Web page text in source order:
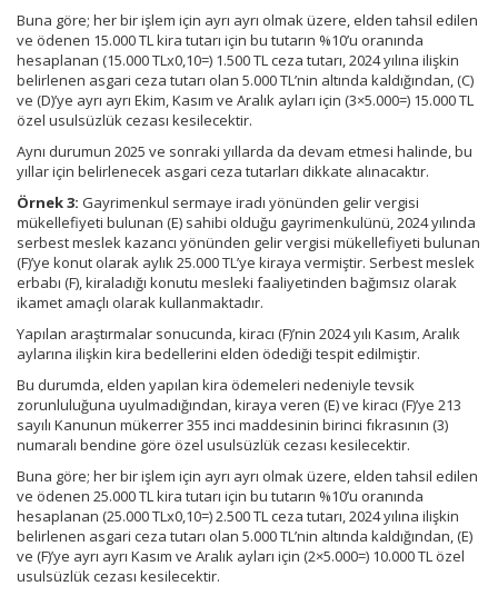
Buna göre; her bir işlem için ayrı ayrı olmak üzere, elden tahsil edilen
ve ödenen 15.000 TL kira tutarı için bu tutarın %10’u oranında
hesaplanan (15.000 TLx0,10=) 1.500 TL ceza tutarı, 2024 yılına ilişkin
belirlenen asgari ceza tutarı olan 5.000 TL’nin altında kaldığından, (C)
ve (D)’ye ayrı ayrı Ekim, Kasım ve Aralık ayları için (3×5.000=) 15.000 TL
özel usulsüzlük cezası kesilecektir.
Aynı durumun 2025 ve sonraki yıllarda da devam etmesi halinde, bu
yıllar için belirlenecek asgari ceza tutarları dikkate alınacaktır.
Örnek 3: Gayrimenkul sermaye iradı yönünden gelir vergisi
mükellefiyeti bulunan (E) sahibi olduğu gayrimenkulünü, 2024 yılında
serbest meslek kazancı yönünden gelir vergisi mükellefiyeti bulunan
(F)’ye konut olarak aylık 25.000 TL’ye kiraya vermiştir. Serbest meslek
erbabı (F), kiraladığı konutu mesleki faaliyetinden bağımsız olarak
ikamet amaçlı olarak kullanmaktadır.
Yapılan araştırmalar sonucunda, kiracı (F)’nin 2024 yılı Kasım, Aralık
aylarına ilişkin kira bedellerini elden ödediği tespit edilmiştir.
Bu durumda, elden yapılan kira ödemeleri nedeniyle tevsik
zorunluluğuna uyulmadığından, kiraya veren (E) ve kiracı (F)’ye 213
sayılı Kanunun mükerrer 355 inci maddesinin birinci fıkrasının (3)
numaralı bendine göre özel usulsüzlük cezası kesilecektir.
Buna göre; her bir işlem için ayrı ayrı olmak üzere, elden tahsil edilen
ve ödenen 25.000 TL kira tutarı için bu tutarın %10’u oranında
hesaplanan (25.000 TLx0,10=) 2.500 TL ceza tutarı, 2024 yılına ilişkin
belirlenen asgari ceza tutarı olan 5.000 TL’nin altında kaldığından, (E)
ve (F)’ye ayrı ayrı Kasım ve Aralık ayları için (2×5.000=) 10.000 TL özel
usulsüzlük cezası kesilecektir.